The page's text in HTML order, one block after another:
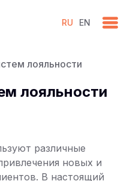
RU EN
лояльности
лояльности
различные
новых и
В настоящий